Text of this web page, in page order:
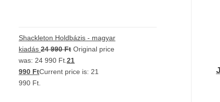
Shackleton Holdbázis - magyar
kiadás 24 990Ft Original price
was: 24 990 Ft.21
990 FtCurrent price is: 21
990 Ft.